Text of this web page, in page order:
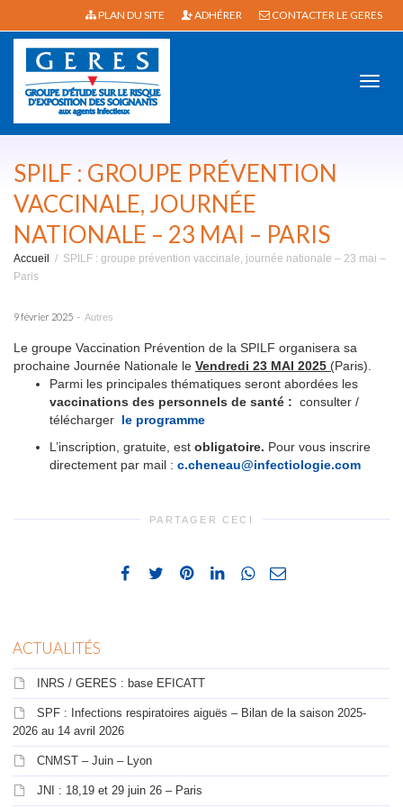
PLAN DU SITE ADHÉRER CONTACTER LE GERES
SPILF : GROUPE PRÉVENTION
VACCINALE, JOURNÉE
NATIONALE – 23 MAI – PARIS
Accueil
SPILF : groupe prévention vaccinale, journée nationale – 23 mai –
Paris
9 février 2025 - Autres
Le groupe Vaccination Prévention de la SPILF organisera sa
prochaine Journée Nationale le Vendredi 23 MAI 2025 (Paris).
Parmi les principales thématiques seront abordées les
vaccinations des personnels de santé : consulter /
télécharger le programme
L’inscription, gratuite, est obligatoire. Pour vous inscrire
directement par mail : c.cheneau@infectiologie.com
PARTAGER CECI
ACTUALITÉS
INRS / GERES : base EFICATT
SPF : Infections respiratoires aiguës – Bilan de la saison 2025-
2026 au 14 avril 2026
CNMST – Juin – Lyon
JNI : 18,19 et 29 juin 26 – Paris